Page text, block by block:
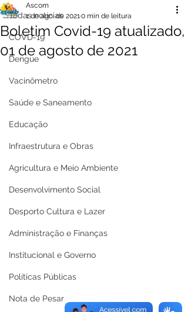
Todas notícias
COVD-19
Dengue
Vacinômetro
Saúde e Saneamento
Educação
Infraestrutura e Obras
Agricultura e Meio Ambiente
Desenvolvimento Social
Desporto Cultura e Lazer
Administração e Finanças
Institucional e Governo
Políticas Públicas
Nota de Pesar
Boletim Covid-19 atualizado,
01 de agosto de 2021
Ascom
1 de ago. de 20210 min de leitura